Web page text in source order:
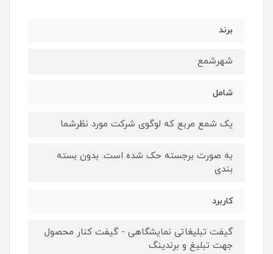
برند
شهرشمع
شامل
یک شمع مربع که لوگوی شرکت مورد نظرشما
به صورت برجسته حک شده است. بدون بسته
بندی
کاربرد
گیفت تبلیغاتی نمایشگاهی - گیفت کنار محصول
جهت تبلیغ و برندینگ